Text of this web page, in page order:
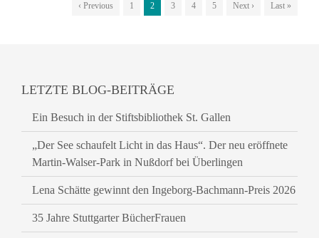
‹ Previous 1 2 3 4 5 Next › Last »
LETZTE BLOG-BEITRÄGE
Ein Besuch in der Stiftsbibliothek St. Gallen
„Der See schaufelt Licht in das Haus“. Der neu eröffnete
Martin-Walser-Park in Nußdorf bei Überlingen
Lena Schätte gewinnt den Ingeborg-Bachmann-Preis 2026
35 Jahre Stuttgarter BücherFrauen